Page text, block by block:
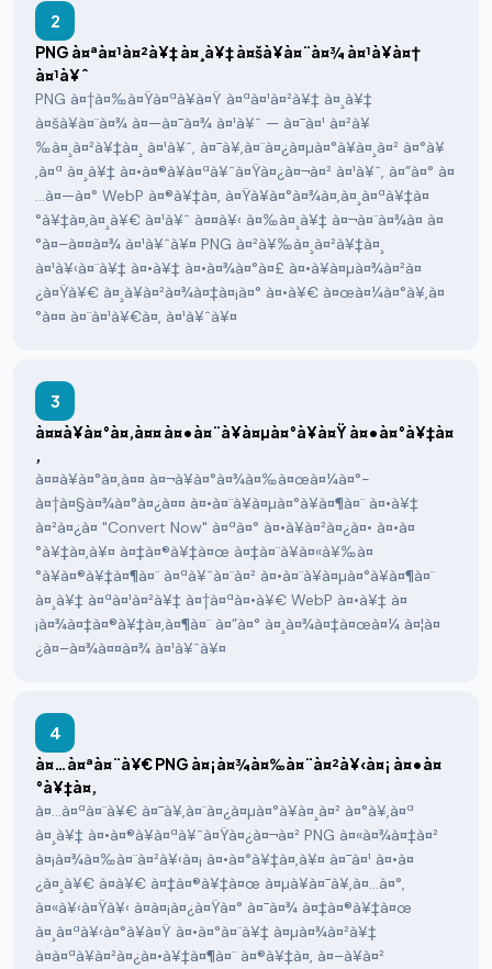
2
PNG à¤ªà¤¹à¤²à¥‡ à¤¸à¥‡ à¤šà¥à¤¨à¤¾ à¤¹à¥à¤†
à¤¹à¥ˆ
PNG à¤†à¤‰à¤Ÿà¤ªà¥à¤Ÿ à¤ªà¤¹à¤²à¥‡ à¤¸à¥‡
à¤šà¥à¤¨à¤¾ à¤—à¤¯à¤¾ à¤¹à¥ˆ — à¤¯à¤¹ à¤²à¥
‰à¤¸à¤²à¥‡à¤¸ à¤¹à¥ˆ, à¤¯à¥‚à¤¨à¤¿à¤µà¤°à¥à¤¸à¤² à¤°à¥
‚à¤ª à¤¸à¥‡ à¤•à¤®à¥à¤ªà¥ˆà¤Ÿà¤¿à¤¬à¤² à¤¹à¥ˆ, à¤”à¤° à¤
…à¤—à¤° WebP à¤®à¥‡à¤‚ à¤Ÿà¥à¤°à¤¾à¤‚à¤¸à¤ªà¥‡à¤
°à¥‡à¤‚à¤¸à¥€ à¤¹à¥ˆ à¤¤à¥‹ à¤‰à¤¸à¥‡ à¤¬à¤¨à¤¾à¤ à¤
°à¤–à¤¤à¤¾ à¤¹à¥ˆà¥¤ PNG à¤²à¥‰à¤¸à¤²à¥‡à¤¸
à¤¹à¥‹à¤¨à¥‡ à¤•à¥‡ à¤•à¤¾à¤°à¤£ à¤•à¥à¤µà¤¾à¤²à¤
¿à¤Ÿà¥€ à¤¸à¥à¤²à¤¾à¤‡à¤¡à¤° à¤•à¥€ à¤œà¤¼à¤°à¥‚à¤
°à¤¤ à¤¨à¤¹à¥€à¤‚ à¤¹à¥ˆà¥¤
3
à¤¤à¥à¤°à¤‚à¤¤ à¤•à¤¨à¥à¤µà¤°à¥à¤Ÿ à¤•à¤°à¥‡à¤
‚
à¤¤à¥à¤°à¤‚à¤¤ à¤¬à¥à¤°à¤¾à¤‰à¤œà¤¼à¤°-
à¤†à¤§à¤¾à¤°à¤¿à¤¤ à¤•à¤¨à¥à¤µà¤°à¥à¤¶à¤¨ à¤•à¥‡
à¤²à¤¿à¤ "Convert Now" à¤ªà¤° à¤•à¥à¤²à¤¿à¤• à¤•à¤
°à¥‡à¤‚à¥¤ à¤‡à¤®à¥‡à¤œ à¤‡à¤¨à¥à¤«à¥‰à¤
°à¥à¤®à¥‡à¤¶à¤¨ à¤ªà¥ˆà¤¨à¤² à¤•à¤¨à¥à¤µà¤°à¥à¤¶à¤¨
à¤¸à¥‡ à¤ªà¤¹à¤²à¥‡ à¤†à¤ªà¤•à¥€ WebP à¤•à¥‡ à¤
¡à¤¾à¤‡à¤®à¥‡à¤‚à¤¶à¤¨ à¤”à¤° à¤¸à¤¾à¤‡à¤œà¤¼ à¤¦à¤
¿à¤–à¤¾à¤¤à¤¾ à¤¹à¥ˆà¥¤
4
à¤…à¤ªà¤¨à¥€ PNG à¤¡à¤¾à¤‰à¤¨à¤²à¥‹à¤¡ à¤•à¤
°à¥‡à¤‚
à¤…à¤ªà¤¨à¥€ à¤¯à¥‚à¤¨à¤¿à¤µà¤°à¥à¤¸à¤² à¤°à¥‚à¤ª
à¤¸à¥‡ à¤•à¤®à¥à¤ªà¥ˆà¤Ÿà¤¿à¤¬à¤² PNG à¤«à¤¾à¤‡à¤²
à¤¡à¤¾à¤‰à¤¨à¤²à¥‹à¤¡ à¤•à¤°à¥‡à¤‚à¥¤ à¤¯à¤¹ à¤•à¤
¿à¤¸à¥€ à¤­à¥€ à¤‡à¤®à¥‡à¤œ à¤µà¥à¤¯à¥‚à¤…à¤°,
à¤«à¥‹à¤Ÿà¥‹ à¤à¤¡à¤¿à¤Ÿà¤° à¤¯à¤¾ à¤‡à¤®à¥‡à¤œ
à¤¸à¤ªà¥‹à¤°à¥à¤Ÿ à¤•à¤°à¤¨à¥‡ à¤µà¤¾à¤²à¥‡
à¤à¤ªà¥à¤²à¤¿à¤•à¥‡à¤¶à¤¨ à¤®à¥‡à¤‚ à¤–à¥à¤²